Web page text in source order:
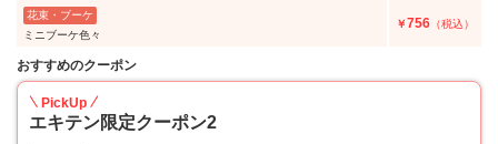
花束・ブーケ
ミニブーケ色々
￥756 （税込）
おすすめのクーポン
PickUp
エキテン限定クーポン2